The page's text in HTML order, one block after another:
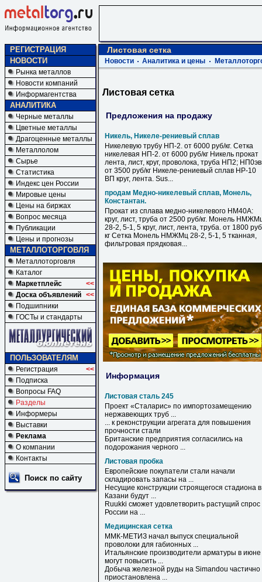
РЕГИСТРАЦИЯ
НОВОСТИ
Рынка металлов
Новости компаний
Информагентства
АНАЛИТИКА
Черные металлы
Цветные металлы
Драгоценные металлы
Металлолом
Сырье
Статистика
Индекс цен России
Мировые цены
Цены на биржах
Вопрос месяца
Публикации
Цены и прогнозы
МЕТАЛЛОТОРГОВЛЯ
Металлоторговля
Каталог
Маркетплейс
<<
Доска объявлений <<
Подшипники
ГОСТы и стандарты
ПОЛЬЗОВАТЕЛЯМ
Регистрация
<<
Подписка
Вопросы FAQ
Разделы
Информеры
Выставки
Реклама
О компании
Контакты
Поиск по сайту
Листовая сетка
Новости Аналитика и цены
Листовая сетка
Предложения на продажу
Никель, Никеле-рениевый сплав
Никелевую трубу НП-2. от 6000 руб/кг. Сетка
никелевая НП-2. от 6000 руб/кг Никель прокат
лента, лист, круг, проволока, труба НП2;
от 3500 руб/кг Никеле-рениевый сплав НР-10
ВП круг, лента. Sus...
продам Медно-никелевый сплав, Монель,
Константан.
Прокат из сплава медно-никелевого НМ40А:
круг, лист, труба от 2500 руб/кг. Монель
28-2, 5-1, 5 круг, лист, лента, труба. от 1800
кг Сетка Монель НМЖМц 28-2, 5-1, 5 тканная,
фильтровая прядковая...
Информация
Листовая сталь 245
Проект «Сталарис» по импортозамещению
нержавеющих труб ...
... к реконструкции агрегата для повышения
прочности стали
Британские предприятия согласились на
подорожания черного ...
Листовая пробка
Европейские покупатели стали начали
складировать запасы на ...
Несущие конструкции строящегося стадиона в
Казани будут ...
Ruukki сможет удовлетворить растущий спрос
России на ...
Медицинская сетка
ММК-МЕТИЗ начал выпуск специальной
проволоки для габионных ...
Итальянские производители арматуры в июне
могут повысить ...
Добыча железной руды на Simandou частично
приостановлена ...